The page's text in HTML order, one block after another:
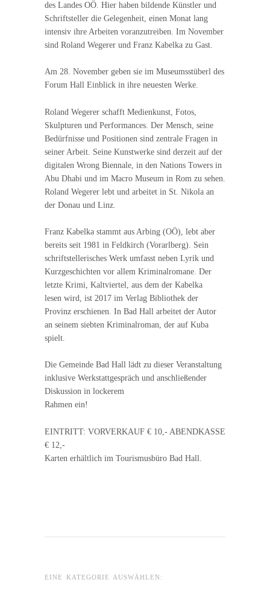
des Landes OÖ. Hier haben bildende Künstler und
Schriftsteller die Gelegenheit, einen Monat lang
intensiv ihre Arbeiten voranzutreiben. Im November
sind Roland Wegerer und Franz Kabelka zu Gast.
Am 28. November geben sie im Museumsstüberl des
Forum Hall Einblick in ihre neuesten Werke.
Roland Wegerer schafft Medienkunst, Fotos,
Skulpturen und Performances. Der Mensch, seine
Bedürfnisse und Positionen sind zentrale Fragen in
seiner Arbeit. Seine Kunstwerke sind derzeit auf der
digitalen Wrong Biennale, in den Nations Towers in
Abu Dhabi und im Macro Museum in Rom zu sehen.
Roland Wegerer lebt und arbeitet in St. Nikola an
der Donau und Linz.
Franz Kabelka stammt aus Arbing (OÖ), lebt aber
bereits seit 1981 in Feldkirch (Vorarlberg). Sein
schriftstellerisches Werk umfasst neben Lyrik und
Kurzgeschichten vor allem Kriminalromane. Der
letzte Krimi, Kaltviertel, aus dem der Kabelka
lesen wird, ist 2017 im Verlag Bibliothek der
Provinz erschienen. In Bad Hall arbeitet der Autor
an seinem siebten Kriminalroman, der auf Kuba
spielt.
Die Gemeinde Bad Hall lädt zu dieser Veranstaltung
inklusive Werkstattgespräch und anschließender
Diskussion in lockerem
Rahmen ein!
EINTRITT: VORVERKAUF € 10,- ABENDKASSE
€ 12,-
Karten erhältlich im Tourismusbüro Bad Hall.
EINE KATEGORIE AUSWÄHLEN: